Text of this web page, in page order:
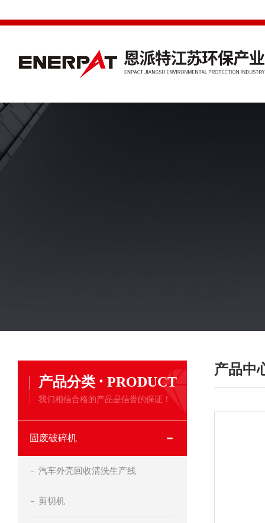
产品分类 · PRODUCT
我们相信合格的产品是信誉的保证！
固废破碎机
汽车外壳回收清洗生产线
剪切机
产品中